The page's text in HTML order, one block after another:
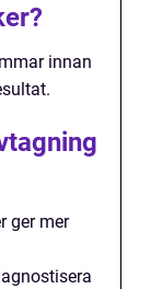
innan
ger mer